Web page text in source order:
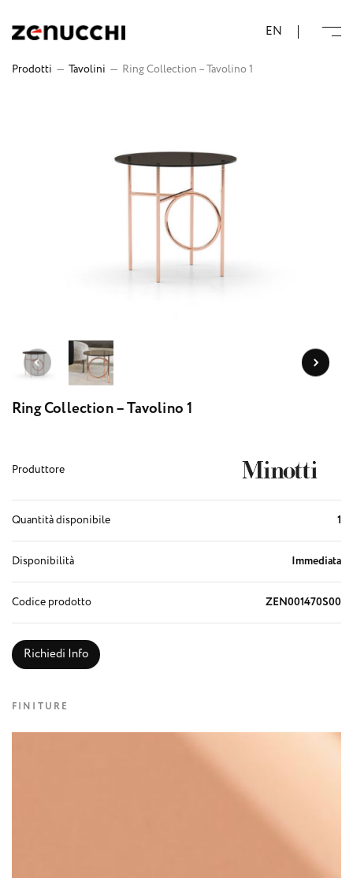
EN
Prodotti — Tavolini — Ring Collection – Tavolino 1
Ring Collection – Tavolino 1
Produttore
Quantità disponibile 1
Disponibilità Immediata
Codice prodotto ZEN001470S00
Richiedi Info
FINITURE